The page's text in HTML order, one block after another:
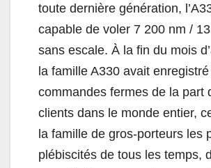
toute dernière génération,
capable de voler 7 200 nm /
sans escale. À la fin du mois
la famille A330 avait
commandes fermes de la part
clients dans le monde entier,
la famille de gros-porteurs les
plébiscités de tous les temps,